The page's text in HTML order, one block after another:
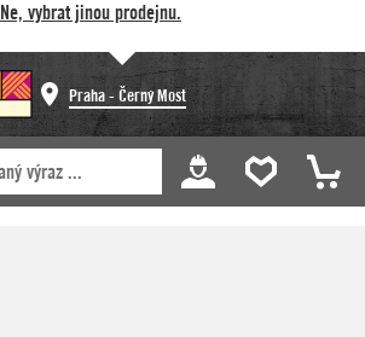
Ne, vybrat jinou prodejnu.
Praha - Černý Most